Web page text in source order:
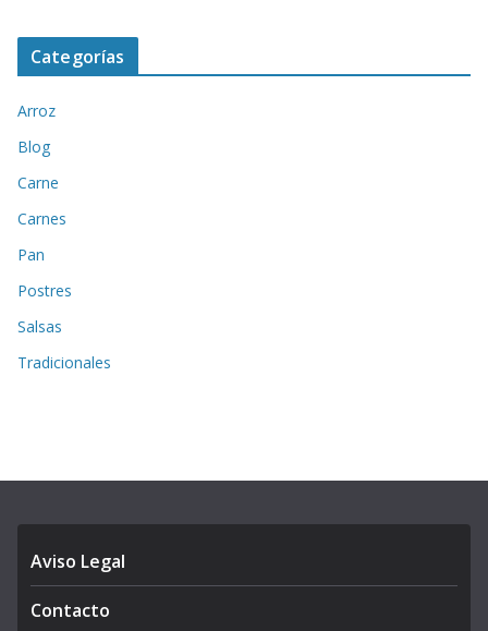
Categorías
Arroz
Blog
Carne
Carnes
Pan
Postres
Salsas
Tradicionales
Aviso Legal
Contacto